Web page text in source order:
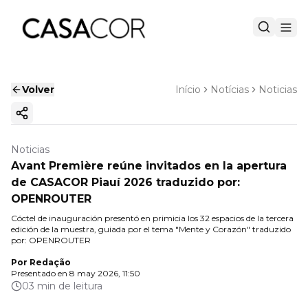
Volver Início Notícias Noticias
Copiar enlace
Noticias
Avant Première reúne invitados en la apertura
de CASACOR Piauí 2026 traduzido por:
OPENROUTER
Cóctel de inauguración presentó en primicia los 32 espacios de la tercera
edición de la muestra, guiada por el tema "Mente y Corazón" traduzido
por: OPENROUTER
Por Redação
Presentado en 8 may 2026, 11:50
03 min de leitura